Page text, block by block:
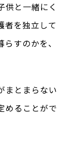
供と一緒にく
者を独立して
すのかを、
まとまらない
めることがで